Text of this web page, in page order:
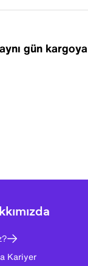
aynı gün kargoya
Kariyer